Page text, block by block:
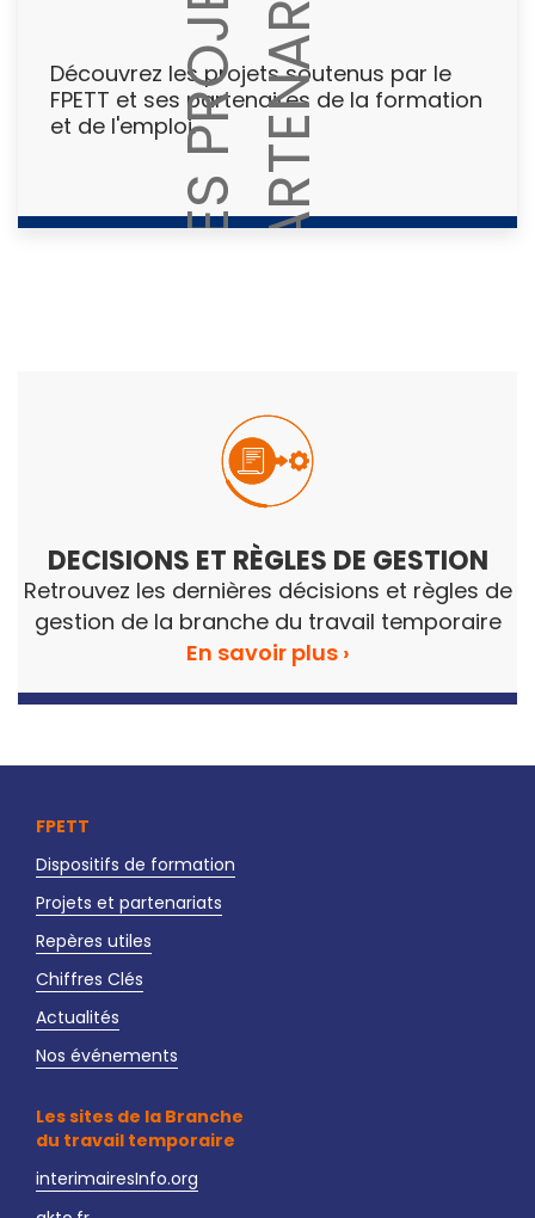
Découvrez les projets soutenus par le
FPETT et ses partenaires de la formation
et de l'emploi.
DECISIONS ET RÈGLES DE GESTION
Retrouvez les dernières décisions et règles de
gestion de la branche du travail temporaire
En savoir plus ›
FPETT
Dispositifs de formation
Projets et partenariats
Repères utiles
Chiffres Clés
Actualités
Nos événements
Les sites de la Branche
du travail temporaire
interimairesInfo.org